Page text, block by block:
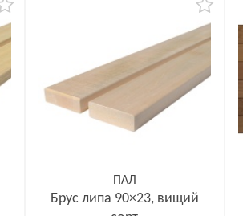
ПАЛ
Брус липа 90×23, вищий